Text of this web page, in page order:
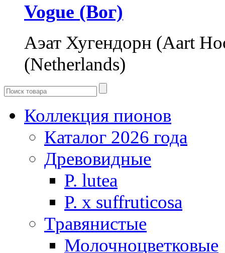
Vogue (Вог)
Аэат Хугендорн (Aart
(Netherlands)
Коллекция пионов
Каталог 2026 года
Древовидные
P. lutea
P. х suffruticosa
Травянистые
Молочноцветковые